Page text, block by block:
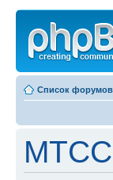
Список форумов
МТСС